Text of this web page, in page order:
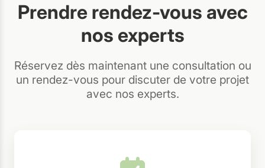
Prendre rendez-vous avec
nos experts
Réservez dès maintenant une consultation ou
un rendez-vous pour discuter de votre projet
avec nos experts.